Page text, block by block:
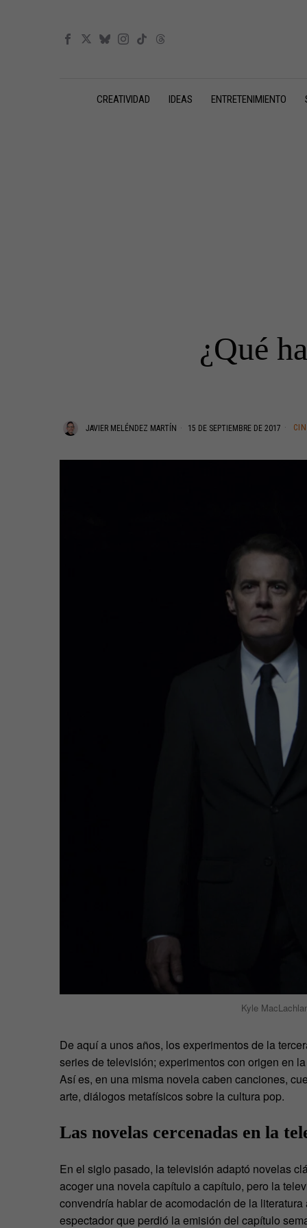
CREATIVIDAD IDEAS ENTRETENIMIENTO
¿Qué
JAVIER MELÉNDEZ MARTÍN 15 DE SEPTIEMBRE DE 2017
Kyle
De aquí a unos años, los experimentos de la
series de televisión; experimentos con origen en
Así es, en una misma novela caben canciones,
arte, diálogos metafísicos sobre la cultura pop.
Las novelas cercenadas en la
En el siglo pasado, la televisión adaptó novelas
acoger una novela capítulo a capítulo, pero la
convendría hablar de acomodación de la
espectador que perdió la emisión del capítulo